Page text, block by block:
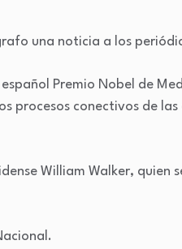
una noticia a los
Premio Nobel de
procesos conectivos de
William Walker, quien